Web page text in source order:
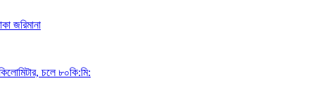
জরিমানা
চলে ৮০কি:মি: